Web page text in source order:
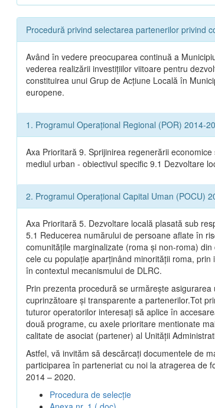
Procedură privind selectarea partenerilor privind
Având în vedere preocuparea continuă a
vederea realizării investițiilor viitoare pentru
constituirea unui Grup de Acțiune Locală în
europene.
1. Programul Operațional Regional (POR) 2014-
Axa Prioritară 9. Sprijinirea regenerării
mediul urban - obiectivul specific 9.1 Dezvoltare
2. Programul Operațional Capital Uman (POCU)
Axa Prioritară 5. Dezvoltare locală plasată sub
5.1 Reducerea numărului de persoane aflate în
comunitățile marginalizate (roma şi non-roma)
cele cu populație aparținând minorității roma,
în contextul mecanismului de DLRC.
Prin prezenta procedură se urmăreşte
cuprinzătoare şi transparente a partenerilor.Tot
tuturor operatorilor interesaţi să aplice în
două programe, cu axele prioritare mentionate
calitate de asociat (partener) al Unității
Astfel, vă invităm să descărcați documentele de
participarea în parteneriat cu noi la atragerea de
2014 – 2020.
Procedura de selecție